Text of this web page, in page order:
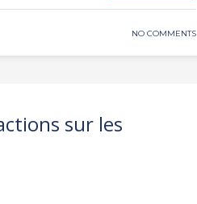
NO COMMENTS
sur les